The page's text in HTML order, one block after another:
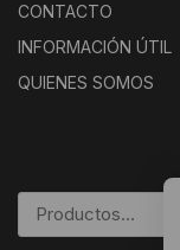
CONTACTO
INFORMACIÓN ÚTIL
QUIENES SOMOS